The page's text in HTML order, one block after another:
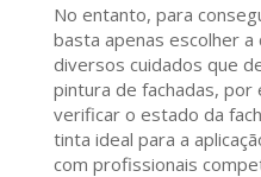
No entanto, para
basta apenas escolher
diversos cuidados que
pintura de fachadas, por
verificar o estado da
tinta ideal para a
com profissionais